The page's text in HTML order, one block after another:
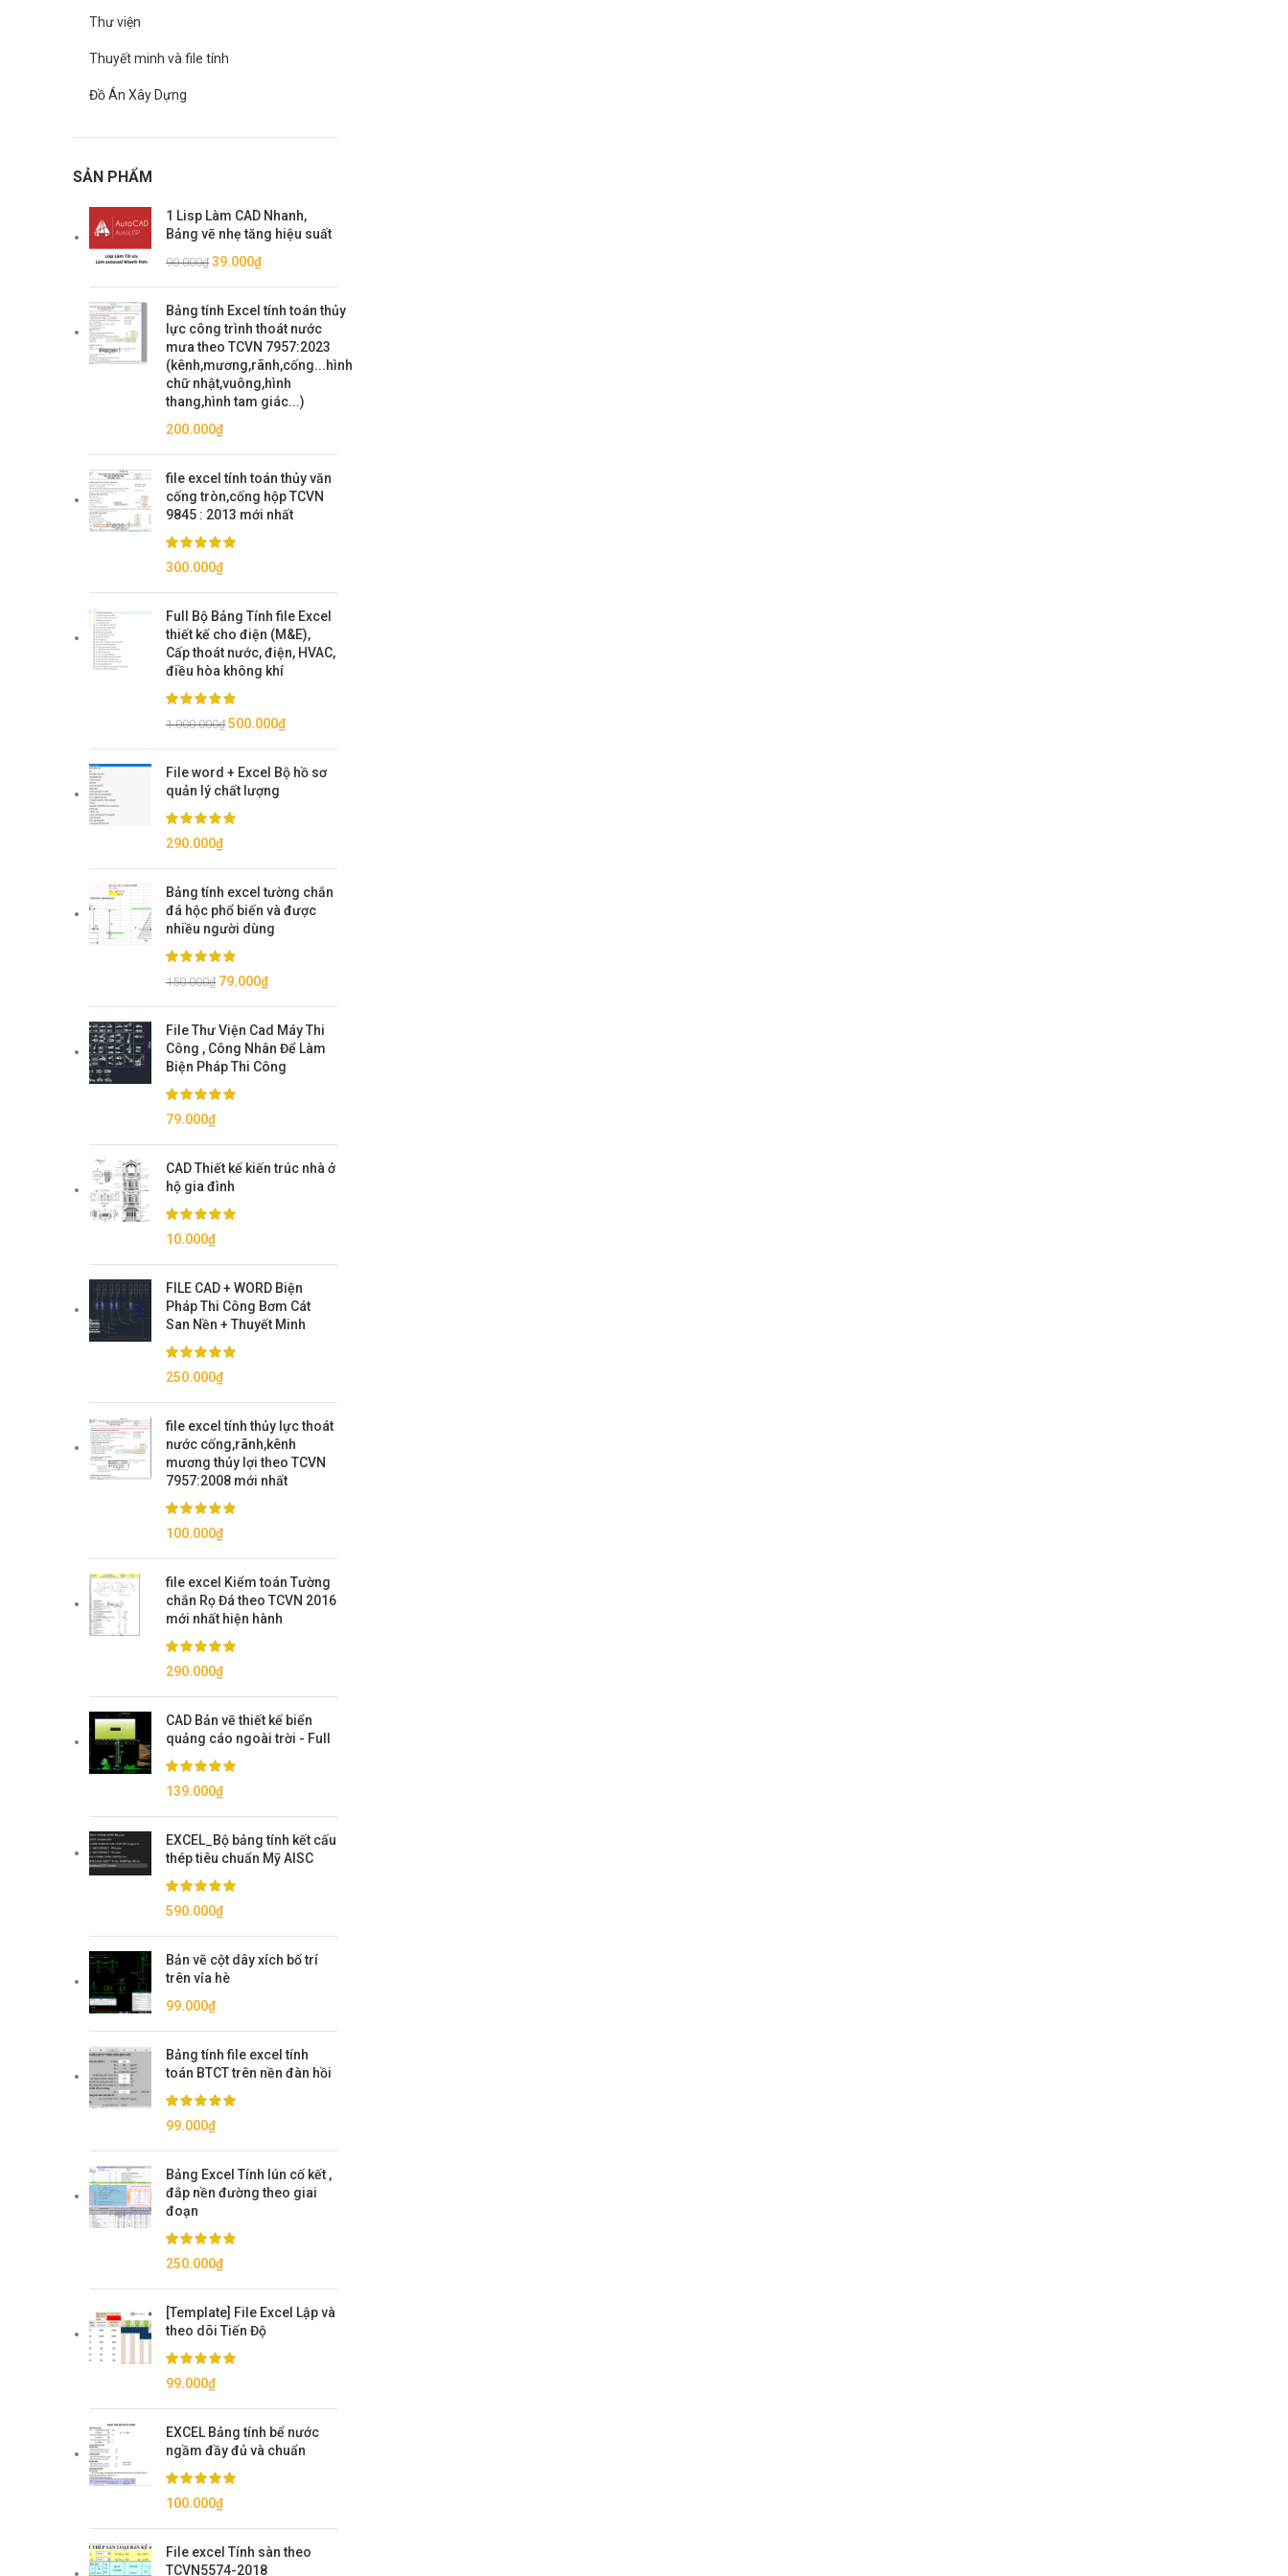
Thư viện
Thuyết minh và file tính
Đồ Án Xây Dựng
SẢN PHẨM
1 Lisp Làm CAD Nhanh,
Bảng vẽ nhẹ tăng hiệu suất
90.000₫ Giá
là:
90.000₫.
39.000₫Giá
tại
là:
39.000₫.
Bảng tính Excel tính toán thủy
lực công trình thoát nước
mưa theo TCVN 7957:2023
(kênh,mương,rãnh,cống...hình
chữ nhật,vuông,hình
thang,hình tam giác...)
200.000₫
file excel tính toán thủy văn
cống tròn,cống hộp TCVN
9845 : 2013 mới nhất
300.000₫
Full Bộ Bảng Tính file Excel
thiết kế cho điện (M&E),
Cấp thoát nước, điện, HVAC,
điều hòa không khí
1.000.000₫ Giá
là:
1.000.000₫.
500.000₫Giá
tại
File word + Excel Bộ hồ sơ
quản lý chất lượng
290.000₫
Bảng tính excel tường chắn
đá hộc phổ biến và được
nhiều người dùng
150.000₫ Giá
là:
150.000₫.
79.000₫Giá
tại
là:
79.000₫.
File Thư Viện Cad Máy Thi
Công , Công Nhân Để Làm
Biện Pháp Thi Công
79.000₫
CAD Thiết kế kiến trúc nhà ở
hộ gia đình
10.000₫
FILE CAD + WORD Biện
Pháp Thi Công Bơm Cát
San Nền + Thuyết Minh
250.000₫
file excel tính thủy lực thoát
nước cống,rãnh,kênh
mương thủy lợi theo TCVN
7957:2008 mới nhất
100.000₫
file excel Kiểm toán Tường
chắn Rọ Đá theo TCVN 2016
mới nhất hiện hành
290.000₫
CAD Bản vẽ thiết kế biển
quảng cáo ngoài trời - Full
139.000₫
EXCEL_Bộ bảng tính kết cấu
thép tiêu chuẩn Mỹ AISC
590.000₫
Bản vẽ cột dây xích bố trí
trên vỉa hè
99.000₫
Bảng tính file excel tính
toán BTCT trên nền đàn hồi
99.000₫
Bảng Excel Tính lún cố kết ,
đắp nền đường theo giai
đoạn
250.000₫
[Template] File Excel Lập và
theo dõi Tiến Độ
99.000₫
EXCEL Bảng tính bể nước
ngầm đầy đủ và chuẩn
100.000₫
File excel Tính sàn theo
TCVN5574-2018